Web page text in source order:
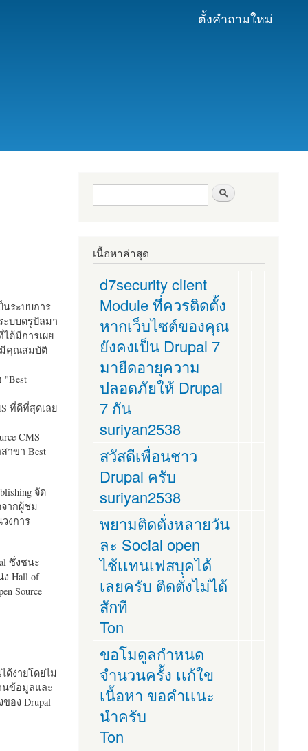
ตั้งคำถามใหม่
นระบบการ
ะบบดรูปัลมา
ด้มีการเผย
มีคุณสมบัติ
"Best
ที่ดีที่สุดเลย
CMS
าขา Best
จัด
ากผู้ชม
งการ
ซึ่งชนะ
Hall of
Source
ด้ง่ายโดยไม่
นข้อมูลและ
อง Drupal
ฟอร์มค้นหา
เนื้อหาล่าสุด
d7security client
Module ที่ควรติดตั้ง
หากเว็บไซต์ของคุณ
ยังคงเป็น Drupal 7
มายืดอายุความ
ปลอดภัยให้ Drupal
7 กัน
suriyan2538
สวัสดีเพื่อนชาว
Drupal ครับ
suriyan2538
พยามติดตั่งหลายวัน
ละ Social open
ไช้เเทนเฟสบุคได้
เลยครับ ติดตั่งไม่ได้
สักที
Ton
ขอโมดูลกำหนด
จำนวนครั้ง เเก้ใข
เนื้อหา ขอคำเเนะ
นำครับ
Ton